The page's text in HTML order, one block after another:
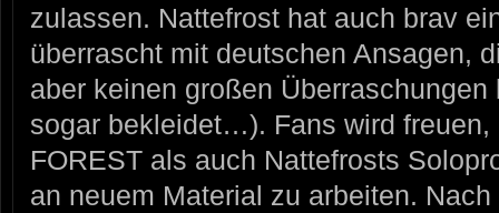
zulassen. Nattefrost hat auch brav
überrascht mit deutschen Ansagen,
aber keinen großen
sogar bekleidet…). Fans wird freuen,
FOREST als auch Nattefrosts
an neuem Material zu arbeiten.